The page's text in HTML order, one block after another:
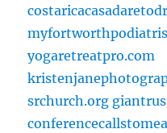
yogaretreatpro.com
srchurch.org